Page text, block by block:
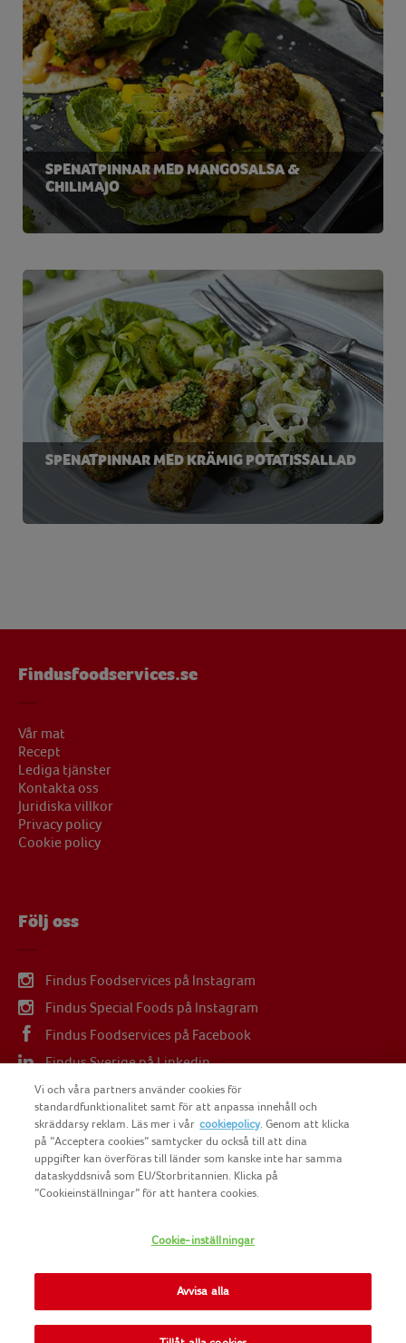
SPENATPINNAR MED MANGOSALSA &
CHILIMAJO
SPENATPINNAR MED KRÄMIG POTATISSALLAD
Findusfoodservices.se
Vår mat
Recept
Lediga tjänster
Kontakta oss
Juridiska villkor
Privacy policy
Cookie policy
Följ oss
Findus Foodservices på Instagram
Findus Special Foods på Instagram
Findus Foodservices på Facebook
Findus Sverige på Linkedin
Findus Sverige på Youtube
COPYRIGHT FINDUS SVERIGE AB 2025
FINDUS
NOMAD FOODS
Vi och våra partners använder cookies för
standardfunktionalitet samt för att anpassa innehåll och
skräddarsy reklam. Läs mer i vår cookiepolicy. Genom att klicka
på ”Acceptera cookies” samtycker du också till att dina
uppgifter kan överföras till länder som kanske inte har samma
dataskyddsnivå som EU/Storbritannien. Klicka på
”Cookieinställningar” för att hantera cookies.
Cookie-inställningar
Avvisa alla